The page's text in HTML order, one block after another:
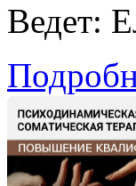
Ведет: